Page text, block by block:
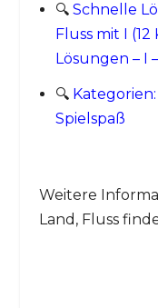
🔍 Schnelle
Fluss mit I
Lösungen – I
🔍
Spielspaß
Weitere
Land, Fluss